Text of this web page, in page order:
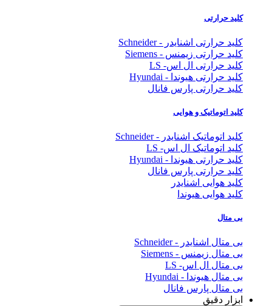
کلید حرارتی
کلید حرارتی اشنایدر - Schneider
کلید حرارتی زیمنس - Siemens
کلید حرارتی ال اس- LS
کلید حرارتی هیوندا - Hyundai
کلید حرارتی پارس فانال
کلید اتوماتیک و هوایی
کلید اتوماتیک اشنایدر - Schneider
کلید اتوماتیک ال اس- LS
کلید حرارتی هیوندا - Hyundai
کلید حرارتی پارس فانال
کلید هوایی اشنایدر
کلید هوایی هیوندا
بی متال
بی متال اشنایدر - Schneider
بی متال زیمنس - Siemens
بی متال ال اس- LS
بی متال هیوندا - Hyundai
بی متال پارس فانال
ابزار دقیق